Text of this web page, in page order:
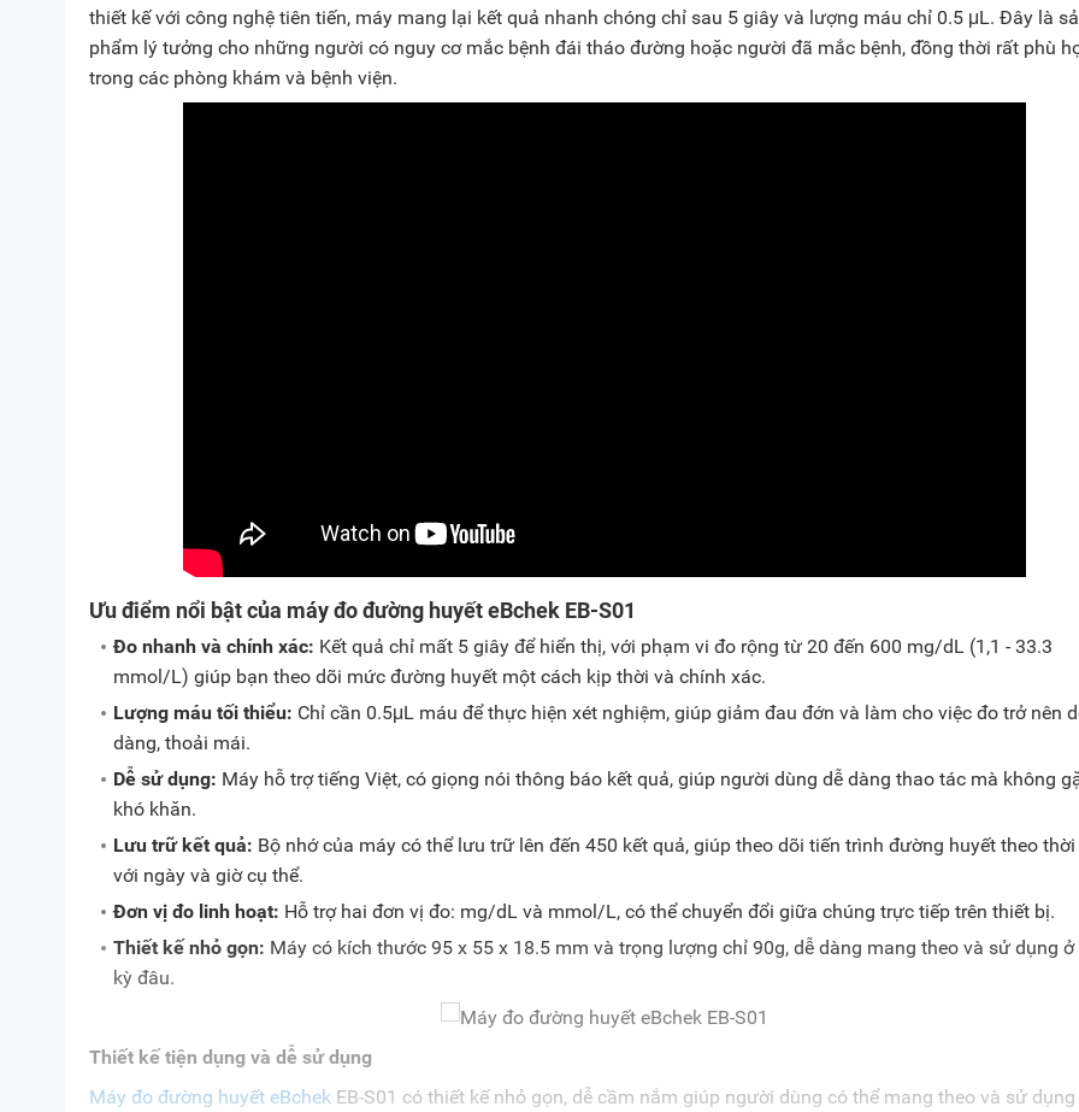
thiết kế với công nghệ tiên tiến, máy mang lại kết quả nhanh chóng chỉ sau 5 giây và lượng máu chỉ 0.5 μL. Đây là
phẩm lý tưởng cho những người có nguy cơ mắc bệnh đái tháo đường hoặc người đã mắc bệnh, đồng thời rất phù
trong các phòng khám và bệnh viện.
Ưu điểm nổi bật của máy đo đường huyết eBchek EB-S01
Đo nhanh và chính xác: Kết quả chỉ mất 5 giây để hiển thị, với phạm vi đo rộng từ 20 đến 600 mg/dL (1,1 - 33.3
mmol/L) giúp bạn theo dõi mức đường huyết một cách kịp thời và chính xác.
Lượng máu tối thiểu: Chỉ cần 0.5μL máu để thực hiện xét nghiệm, giúp giảm đau đớn và làm cho việc đo trở nên
dàng, thoải mái.
Dễ sử dụng: Máy hỗ trợ tiếng Việt, có giọng nói thông báo kết quả, giúp người dùng dễ dàng thao tác mà không
khó khăn.
Lưu trữ kết quả: Bộ nhớ của máy có thể lưu trữ lên đến 450 kết quả, giúp theo dõi tiến trình đường huyết theo
với ngày và giờ cụ thể.
Đơn vị đo linh hoạt: Hỗ trợ hai đơn vị đo: mg/dL và mmol/L, có thể chuyển đổi giữa chúng trực tiếp trên thiết bị.
Thiết kế nhỏ gọn: Máy có kích thước 95 x 55 x 18.5 mm và trọng lượng chỉ 90g, dễ dàng mang theo và sử dụng ở
kỳ đâu.
Thiết kế tiện dụng và dễ sử dụng
Máy đo đường huyết eBchek EB-S01 có thiết kế nhỏ gọn, dễ cầm nắm giúp người dùng có thể mang theo và sử dụng